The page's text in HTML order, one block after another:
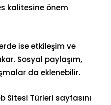
kalitesine önem
ise etkileşim ve
Sosyal paylaşım,
da eklenebilir.
Sitesi Türleri sayfasını